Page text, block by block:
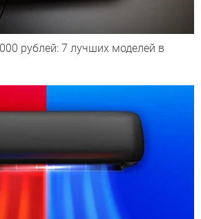
рублей: 7 лучших моделей в